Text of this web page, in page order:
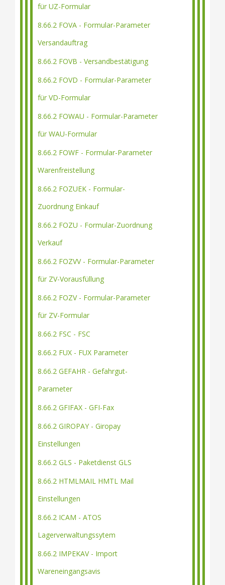
für UZ-Formular
8.66.2 FOVA - Formular-Parameter
Versandauftrag
8.66.2 FOVB - Versandbestätigung
8.66.2 FOVD - Formular-Parameter
für VD-Formular
8.66.2 FOWAU - Formular-Parameter
für WAU-Formular
8.66.2 FOWF - Formular-Parameter
Warenfreistellung
8.66.2 FOZUEK - Formular-
Zuordnung Einkauf
8.66.2 FOZU - Formular-Zuordnung
Verkauf
8.66.2 FOZVV - Formular-Parameter
für ZV-Vorausfüllung
8.66.2 FOZV - Formular-Parameter
für ZV-Formular
8.66.2 FSC - FSC
8.66.2 FUX - FUX Parameter
8.66.2 GEFAHR - Gefahrgut-
Parameter
8.66.2 GFIFAX - GFI-Fax
8.66.2 GIROPAY - Giropay
Einstellungen
8.66.2 GLS - Paketdienst GLS
8.66.2 HTMLMAIL HMTL Mail
Einstellungen
8.66.2 ICAM - ATOS
Lagerverwaltungssytem
8.66.2 IMPEKAV - Import
Wareneingangsavis